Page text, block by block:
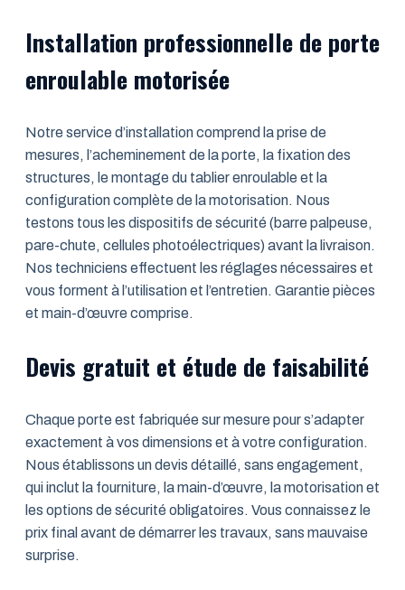
Installation professionnelle de porte
enroulable motorisée
Notre service d’installation comprend la prise de
mesures, l’acheminement de la porte, la fixation des
structures, le montage du tablier enroulable et la
configuration complète de la motorisation. Nous
testons tous les dispositifs de sécurité (barre palpeuse,
pare-chute, cellules photoélectriques) avant la livraison.
Nos techniciens effectuent les réglages nécessaires et
vous forment à l’utilisation et l’entretien. Garantie pièces
et main-d’œuvre comprise.
Devis gratuit et étude de faisabilité
Chaque porte est fabriquée sur mesure pour s’adapter
exactement à vos dimensions et à votre configuration.
Nous établissons un devis détaillé, sans engagement,
qui inclut la fourniture, la main-d’œuvre, la motorisation et
les options de sécurité obligatoires. Vous connaissez le
prix final avant de démarrer les travaux, sans mauvaise
surprise.